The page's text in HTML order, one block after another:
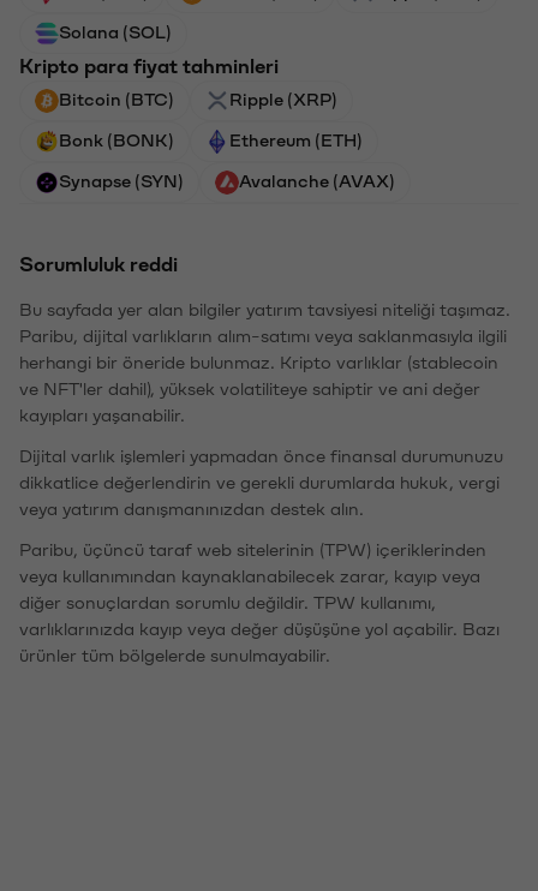
Solana (SOL)
Kripto para fiyat tahminleri
Bitcoin (BTC) Ripple (XRP)
Bonk (BONK) Ethereum (ETH)
Synapse (SYN) Avalanche (AVAX)
Sorumluluk reddi
Bu sayfada yer alan bilgiler yatırım tavsiyesi niteliği taşımaz.
Paribu, dijital varlıkların alım-satımı veya saklanmasıyla ilgili
herhangi bir öneride bulunmaz. Kripto varlıklar (stablecoin
ve NFT'ler dahil), yüksek volatiliteye sahiptir ve ani değer
kayıpları yaşanabilir.
Dijital varlık işlemleri yapmadan önce finansal durumunuzu
dikkatlice değerlendirin ve gerekli durumlarda hukuk, vergi
veya yatırım danışmanınızdan destek alın.
Paribu, üçüncü taraf web sitelerinin (TPW) içeriklerinden
veya kullanımından kaynaklanabilecek zarar, kayıp veya
diğer sonuçlardan sorumlu değildir. TPW kullanımı,
varlıklarınızda kayıp veya değer düşüşüne yol açabilir. Bazı
ürünler tüm bölgelerde sunulmayabilir.